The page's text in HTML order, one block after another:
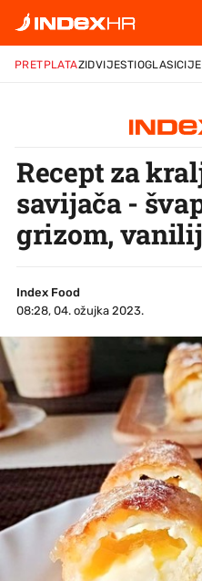
PRETPLATAZIDVIJESTIOGLASI
Recept za
savijača -
grizom,
Index Food
08:28, 04. ožujka 2023.